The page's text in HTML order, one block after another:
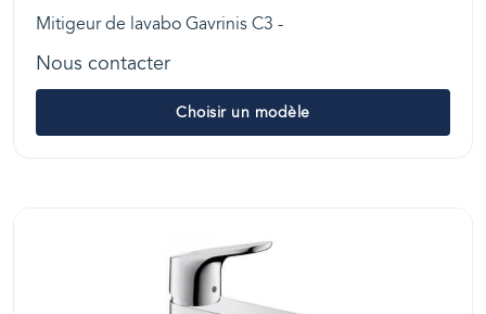
Mitigeur de lavabo Gavrinis C3 -
Nous contacter
Choisir un modèle